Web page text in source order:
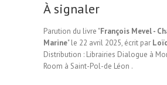
À signaler
Parution du livre "François Mevel -
Marine" le 22 avril 2025, écrit par
Distribution : Librairies Dialogue à
Room à Saint-Pol-de Léon .